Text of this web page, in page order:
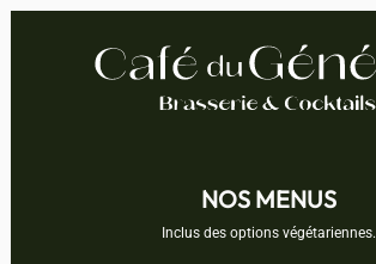
NOS MENUS
Inclus des options végétariennes.